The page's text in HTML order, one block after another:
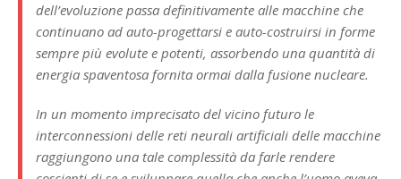
dell’evoluzione passa definitivamente alle macchine che
continuano ad auto-progettarsi e auto-costruirsi in forme
sempre più evolute e potenti, assorbendo una quantità di
energia spaventosa fornita ormai dalla fusione nucleare.
In un momento imprecisato del vicino futuro le
interconnessioni delle reti neurali artificiali delle macchine
raggiungono una tale complessità da farle rendere